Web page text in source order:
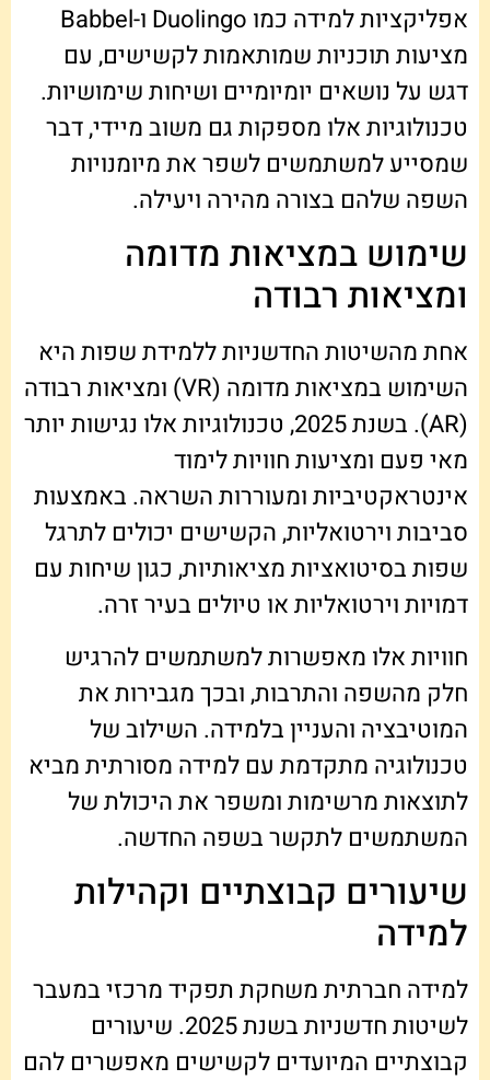
אפליקציות למידה כמו Duolingo ו-Babbel
מציעות תוכניות שמותאמות לקשישים, עם
דגש על נושאים יומיומיים ושיחות שימושיות.
טכנולוגיות אלו מספקות גם משוב מיידי, דבר
שמסייע למשתמשים לשפר את מיומנויות
השפה שלהם בצורה מהירה ויעילה.
שימוש במציאות מדומה
ומציאות רבודה
אחת מהשיטות החדשניות ללמידת שפות היא
השימוש במציאות מדומה (VR) ומציאות רבודה
(AR). בשנת 2025, טכנולוגיות אלו נגישות יותר
מאי פעם ומציעות חוויות לימוד
אינטראקטיביות ומעוררות השראה. באמצעות
סביבות וירטואליות, הקשישים יכולים לתרגל
שפות בסיטואציות מציאותיות, כגון שיחות עם
דמויות וירטואליות או טיולים בעיר זרה.
חוויות אלו מאפשרות למשתמשים להרגיש
חלק מהשפה והתרבות, ובכך מגבירות את
המוטיבציה והעניין בלמידה. השילוב של
טכנולוגיה מתקדמת עם למידה מסורתית מביא
לתוצאות מרשימות ומשפר את היכולת של
המשתמשים לתקשר בשפה החדשה.
שיעורים קבוצתיים וקהילות
למידה
למידה חברתית משחקת תפקיד מרכזי במעבר
לשיטות חדשניות בשנת 2025. שיעורים
קבוצתיים המיועדים לקשישים מאפשרים להם